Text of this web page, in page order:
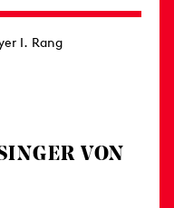
I. Rang
VON